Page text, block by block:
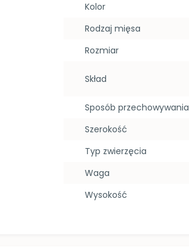
Kolor
Rodzaj mięsa
Rozmiar
Skład
Sposób przechowywania
Szerokość
Typ zwierzęcia
Waga
Wysokość